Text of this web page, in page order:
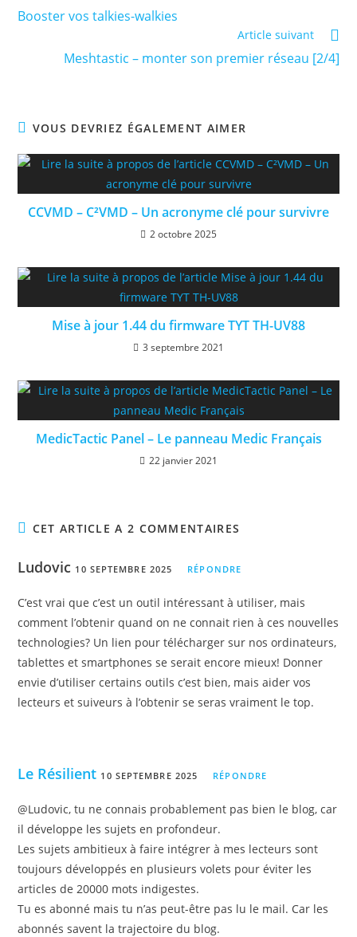
articles
Booster vos talkies-walkies
Article suivant
Meshtastic – monter son premier réseau [2/4]
VOUS DEVRIEZ ÉGALEMENT AIMER
CCVMD – C²VMD – Un acronyme clé pour survivre
2 octobre 2025
Mise à jour 1.44 du firmware TYT TH-UV88
3 septembre 2021
MedicTactic Panel – Le panneau Medic Français
22 janvier 2021
CET ARTICLE A 2 COMMENTAIRES
Ludovic 10 SEPTEMBRE 2025 RÉPONDRE
C’est vrai que c’est un outil intéressant à utiliser, mais
comment l’obtenir quand on ne connait rien à ces nouvelles
technologies? Un lien pour télécharger sur nos ordinateurs,
tablettes et smartphones se serait encore mieux! Donner
envie d’utiliser certains outils c’est bien, mais aider vos
lecteurs et suiveurs à l’obtenir se seras vraiment le top.
Le Résilient 10 SEPTEMBRE 2025 RÉPONDRE
@Ludovic, tu ne connais probablement pas bien le blog, car
il développe les sujets en profondeur.
Les sujets ambitieux à faire intégrer à mes lecteurs sont
toujours développés en plusieurs volets pour éviter les
articles de 20000 mots indigestes.
Tu es abonné mais tu n’as peut-être pas lu le mail. Car les
abonnés savent la trajectoire du blog.